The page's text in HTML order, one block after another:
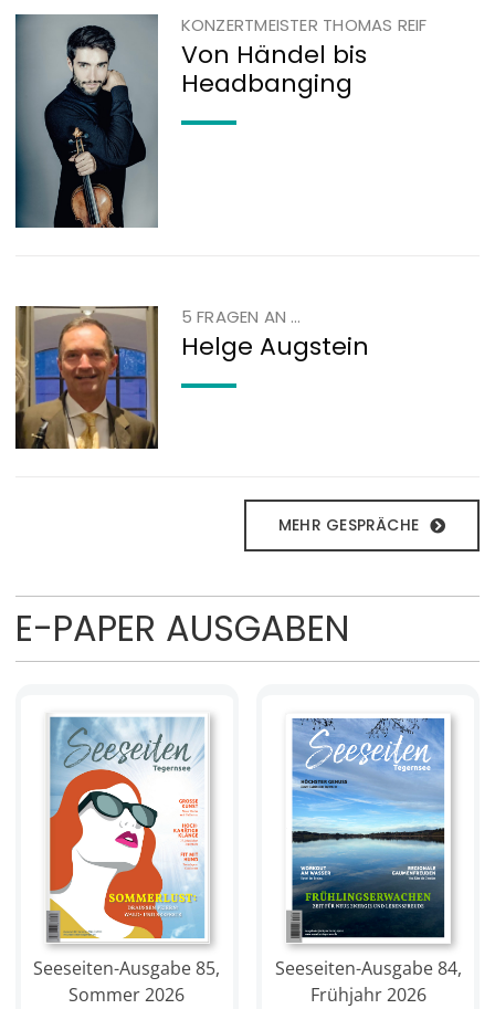
KONZERTMEISTER THOMAS REIF
Von Händel bis
Headbanging
5 FRAGEN AN …
Helge Augstein
MEHR GESPRÄCHE
E-PAPER AUSGABEN
Seeseiten-Ausgabe 85,
Sommer 2026
Seeseiten-Ausgabe 84,
Frühjahr 2026